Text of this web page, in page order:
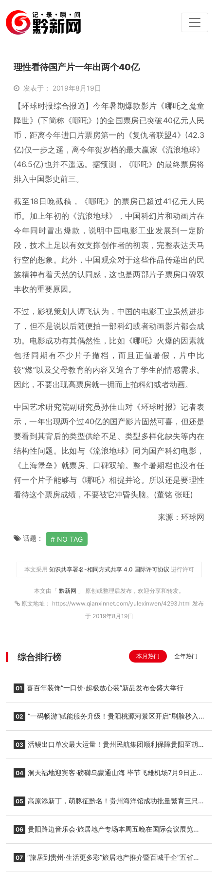
理性看待国产片一年出两个40亿
发表于： 2019年8月19日
【环球时报综合报道】今年暑期爆款影片《哪吒之魔童
降世》(下简称《哪吒》)的全国票房已突破40亿元人民
币，距离今年进口片票房第一的《复仇者联盟4》(42.3
亿)仅一步之遥，离今年贺岁档的最大赢家《流浪地球》
(46.5亿)也并不遥远。据预测，《哪吒》的最终票房将
排入中国影史前三。
截至18日晚截稿，《哪吒》的票房已超过41亿元人民
币。加上年初的《流浪地球》，中国科幻片和动画片在
今年同时冒出爆款，说明中国电影工业发展到一定阶
段，技术上足以有效支撑创作者的初衷，完整表达天马
行空的想象。此外，中国观众对于这些作品传递出的民
族精神有着天然的认同感，这也是两部片子票房口碑双
丰收的重要原因。
不过，影视策划人谭飞认为，中国的电影工业虽然进步
了，但不是说以后随便拍一部科幻或者动画影片都会成
功。电影成功有其偶然性，比如《哪吒》火爆的因素就
包括同期有不少片子撤档，而且正值暑假，片中比
较“燃”以及父母教育的内容又迎合了学生的情感需求。
因此，不要出现高票房就一拥而上拍科幻或者动画。
中国艺术研究院副研究员孙佳山对《环球时报》记者表
示，一年出现两个过40亿的国产影片固然可喜，但还是
要看到其背后的类型供给不足、类型多样化缺失等内在
结构性问题。比如与《流浪地球》同为国产科幻电影，
《上海堡垒》就票房、口碑双输。整个暑期档也没有任
何一个片子能够与《哪吒》相提并论。所以还是要理性
看待这个票房成绩，不要被它冲昏头脑。(董铭 张旺)
来源：环球网
话题： NO TAG
本文采用 知识共享署名-相同方式共享 4.0 国际许可协议 进行许可
本文由「 黔新网 」 原创或整理后发布，欢迎分享和转发。
原文地址： https://www.qianxinnet.com/yulexinwen/4293.html 发布
于 2019年8月19日
综合排行榜 本月热门 全年热门
01 喜百年装饰“一口价·超极放心装”新品发布会盛大举行
02 “一码畅游”赋能服务升级！贵阳桃源河景区开启“刷脸秒入
03 活鳗出口单次最大运量！贵州民航集团顺利保障贵阳至胡
04 洞天福地迎宾客·磅礴乌蒙通山海 毕节飞雄机场7月9日正式
05 高原添新丁，萌豚征黔名！贵州海洋馆成功批量繁育三只
06 贵阳路边音乐会·旅居地产专场本周五晚在国际会议展览中
07 “旅居到贵州·生活更多彩”旅居地产推介暨百城千企“五省